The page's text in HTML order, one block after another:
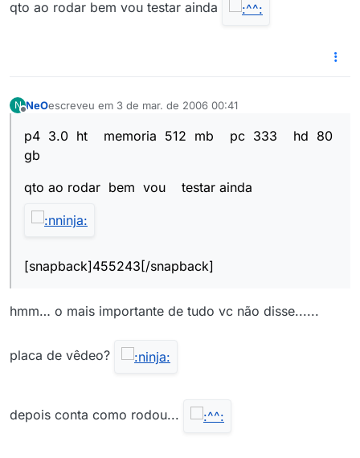
qto ao rodar bem vou testar ainda
N NeOescreveu em 3 de mar. de 2006 00:41
última edição por
p4 3.0 ht memoria 512 mb pc 333 hd 80
gb
qto ao rodar bem vou testar ainda
[snapback]455243[/snapback]
hmm… o mais importante de tudo vc não disse......
placa de vêdeo?
depois conta como rodou...